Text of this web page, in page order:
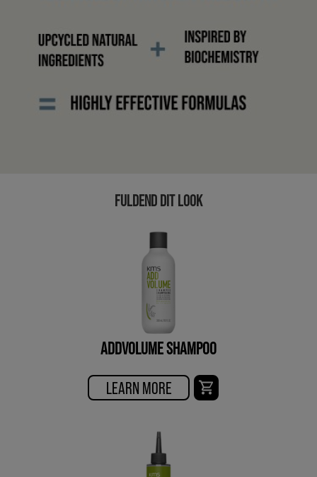
FULDEND DIT LOOK
ADDVOLUME SHAMPOO
LEARN MORE